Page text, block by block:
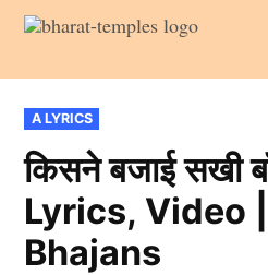
Skip
content
POSTED
IN
A LYRICS
किसने बजाई सखी
Lyrics, Video
Bhajans